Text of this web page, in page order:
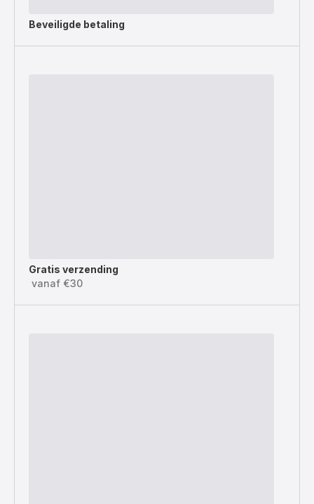
Beveiligde betaling
Gratis verzending
vanaf €30